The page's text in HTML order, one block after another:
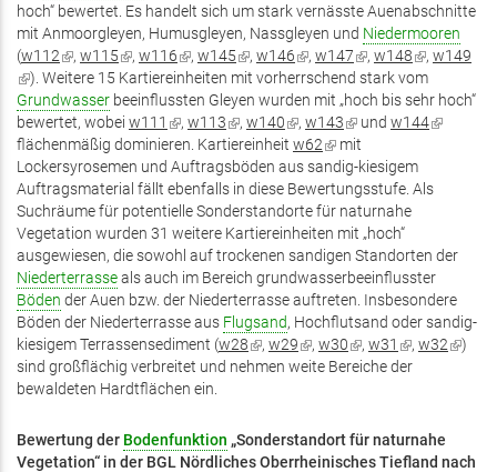
hoch“ bewertet. Es handelt sich um stark vernässte Auenabschnitte
mit Anmoorgleyen, Humusgleyen, Nassgleyen und Niedermooren
(w112(Link
ist
extern)
, w115(Link
ist
extern)
, w116(Link
ist
extern)
, w145(Link
ist
extern)
, w146(Link
ist
extern)
, w147(Link
ist
extern)
, w148(Link
ist
extern)
, w149
(Link
ist
extern)
). Weitere 15 Kartiereinheiten mit vorherrschend stark vom
Grundwasser beeinflussten Gleyen wurden mit „hoch bis sehr hoch“
bewertet, wobei w111 (Link
ist
extern)
, w113(Link
ist
extern)
, w140(Link
ist
extern)
, w143(Link
ist
extern)
und w144(Link
flächenmäßig dominieren. Kartiereinheit w62(Link
ist
extern)
mit
Lockersyrosemen und Auftragsböden aus sandig-kiesigem
Auftragsmaterial fällt ebenfalls in diese Bewertungsstufe. Als
Suchräume für potentielle Sonderstandorte für naturnahe
Vegetation wurden 31 weitere Kartiereinheiten mit „hoch“
ausgewiesen, die sowohl auf trockenen sandigen Standorten der
Niederterrasseals auch im Bereich grundwasserbeeinflusster
Böden der Auen bzw. der Niederterrasse auftreten. Insbesondere
Böden der Niederterrasse aus Flugsand, Hochflutsand oder sandig-
kiesigem Terrassensediment (w28(Link
ist
, w29(Link
ist
, w30(Link
ist
, w31 (Link
ist
, w32(Link
)
sind großflächig verbreitet und nehmen weite Bereiche der
bewaldeten Hardtflächen ein.
Bewertung der Bodenfunktion „Sonderstandort für naturnahe
Vegetation“ in der BGL Nördliches Oberrheinisches Tiefland nach